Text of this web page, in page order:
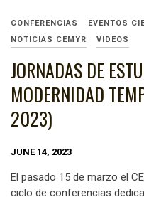
CONFERENCIAS EVENTOS
NOTICIAS CEMYR
VIDEOS
JORNADAS DE
MODERNIDAD
2023)
JUNE 14, 2023
El pasado 15 de marzo el
ciclo de conferencias